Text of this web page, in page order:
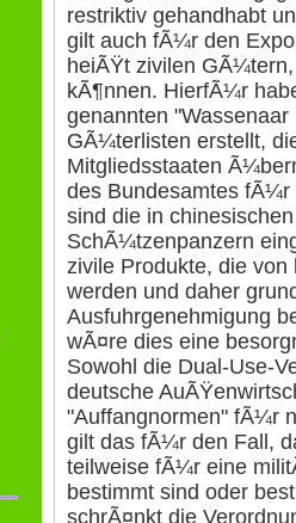
restriktiv gehandhabt
gilt auch fÃ¼r den
heiÃŸt zivilen
kÃ¶nnen. HierfÃ¼r
genannten
GÃ¼terlisten erstellt,
Mitgliedsstaaten
des Bundesamtes fÃ¼r
sind die in
SchÃ¼tzenpanzern
zivile Produkte, die
werden und daher
Ausfuhrgenehmigung
wÃ¤re dies eine
Sowohl die Dual-Use-
deutsche
"Auffangnormen" fÃ¼r
gilt das fÃ¼r den Fall,
teilweise fÃ¼r eine
bestimmt sind oder
schrÃ¤nkt die